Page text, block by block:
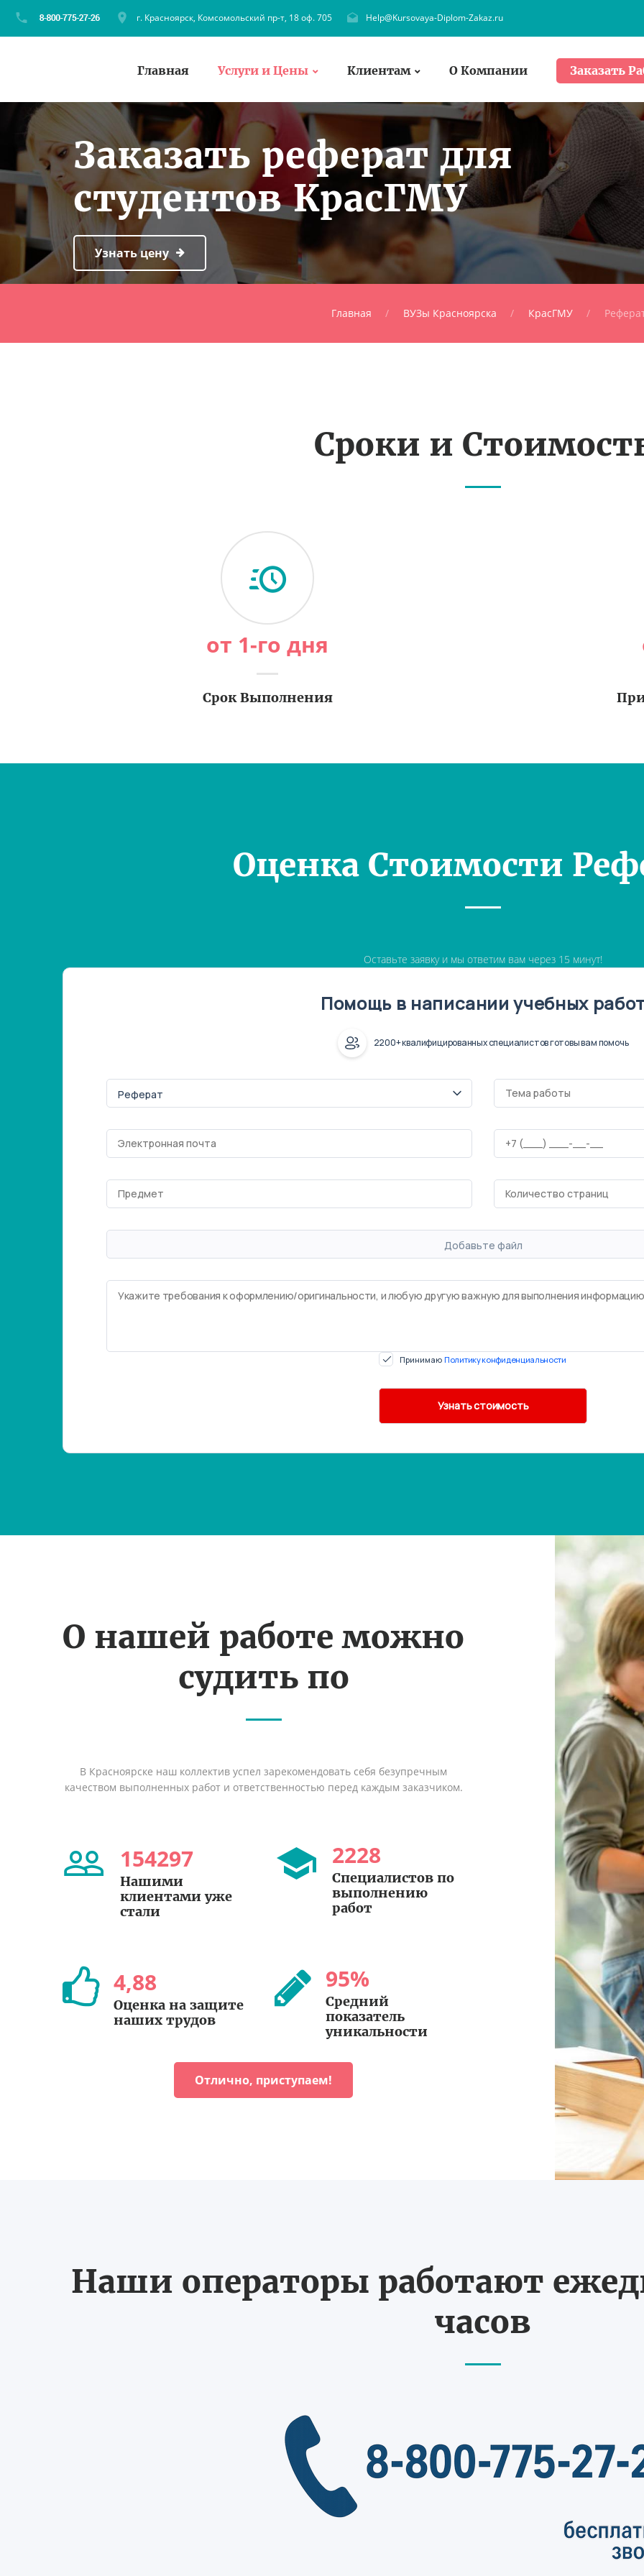
г. Красноярск, Комсомольский пр-т, 18 оф. 705 Help@Kursovaya-Diplom-Zakaz.ru
Главная Услуги и Цены Клиентам О Компании Заказать
Заказать реферат для
студентов КрасГМУ
Узнать цену
Главная ВУЗы Красноярска КрасГМУ
Сроки и
от 1-го дня
Срок Выполнения
Оценка Стоимости
Оставьте заявку и мы ответим вам через 15 минут!
Помощь в написании учебных
2200+ квалифицированных специалистов готовы вам помочь
Добавьте файл
Принимаю Политику конфиденциальности
О нашей работе можно
судить по
В Красноярске наш коллектив успел зарекомендовать себя безупречным
качеством выполненных работ и ответственностью перед каждым заказчиком.
154297
Нашими
клиентами уже
стали
2228
Специалистов по
выполнению
работ
4,88
Оценка на защите
наших трудов
95%
Средний
показатель
уникальности
Отлично, приступаем!
Наши операторы работают
часов